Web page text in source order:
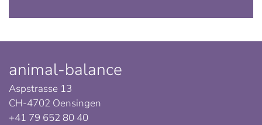
animal-balance
Aspstrasse 13
CH-4702 Oensingen
+41 79 652 80 40